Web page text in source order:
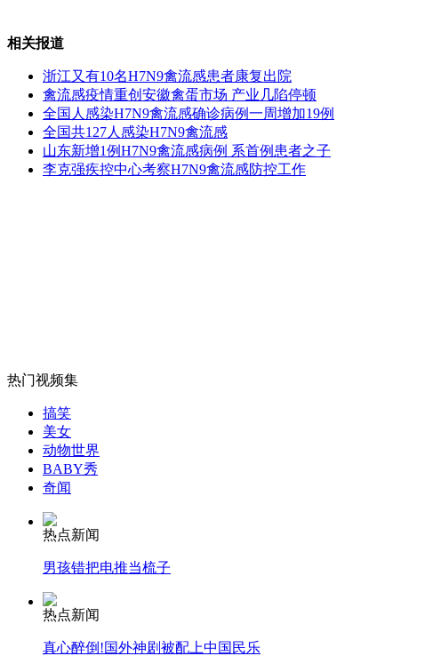
美私人公司称售出月球近一成地产 三分钱一平
俄举行红场阅兵式第三次彩排 武器装备全亮相
无痛分娩是否安全 医生回应
外交部：反对强权政治霸凌主义
外交部：有关国家言论片面不公正
安徽一实载49人客车翻车
相关报道
浙江又有10名H7N9禽流感患者康复出院
禽流感疫情重创安徽禽蛋市场 产业几陷停顿
全国人感染H7N9禽流感确诊病例一周增加19例
全国共127人感染H7N9禽流感
山东新增1例H7N9禽流感病例 系首例患者之子
李克强疾控中心考察H7N9禽流感防控工作
热门视频集
搞笑
美女
动物世界
BABY秀
奇闻
热点新闻
男孩错把电推当梳子
热点新闻
真心醉倒!国外神剧被配上中国民乐